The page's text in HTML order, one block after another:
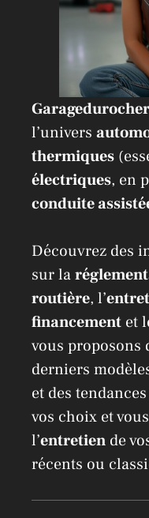
l’univers
thermiques
électriques, en
conduite
Découvrez des
sur la
routière, l’
financement et
vous proposons
derniers
et des
vos choix et
l’entretien de
récents ou